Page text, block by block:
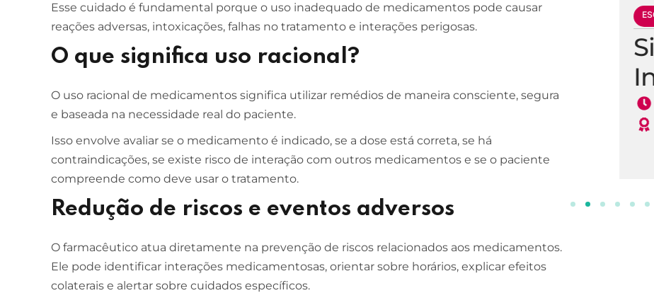
Esse cuidado é fundamental porque o uso inadequado de medicamentos pode causar
reações adversas, intoxicações, falhas no tratamento e interações perigosas.
O que significa uso racional?
O uso racional de medicamentos significa utilizar remédios de maneira consciente, segura
e baseada na necessidade real do paciente.
Isso envolve avaliar se o medicamento é indicado, se a dose está correta, se há
contraindicações, se existe risco de interação com outros medicamentos e se o paciente
compreende como deve usar o tratamento.
Redução de riscos e eventos adversos
O farmacêutico atua diretamente na prevenção de riscos relacionados aos medicamentos.
Ele pode identificar interações medicamentosas, orientar sobre horários, explicar efeitos
colaterais e alertar sobre cuidados específicos.
ESCOLA DE NEGÓCIOS
Contábeis
MELHOR CURSO PRIVADO DE SÃO LUÍS -
ENADE/MEC
ESCOLA DE NEGÓCIOS
Processos Gerenciais
INSCREVA-SE!